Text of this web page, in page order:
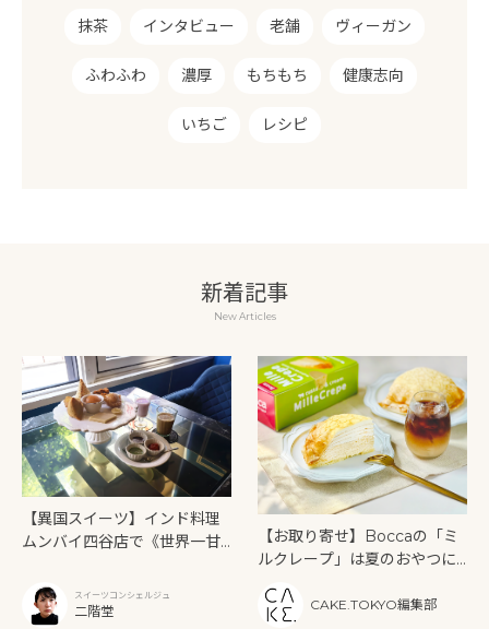
抹茶 インタビュー 老舗 ヴィーガン
ふわふわ 濃厚 もちもち 健康志向
いちご レシピ
新着記事
New Articles
【異国スイーツ】インド料理
ムンバイ四谷店で《世界一甘
ー》を味わうスイーツコンシェルジュ
二階堂
【お取り寄せ】Boccaの「ミ
ルクレープ」は夏のおやつに
CAKE.TOKYO編集部